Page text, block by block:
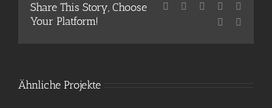
Share This Story, Choose
Your Platform!
Facebook Reddit LinkedIn
Pinterest
Ähnliche Projekte